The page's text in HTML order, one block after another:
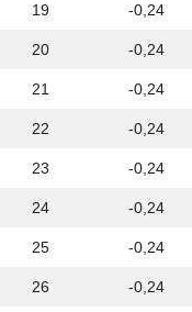
19 -0,24
20 -0,24
21 -0,24
22 -0,24
23 -0,24
24 -0,24
25 -0,24
26 -0,24